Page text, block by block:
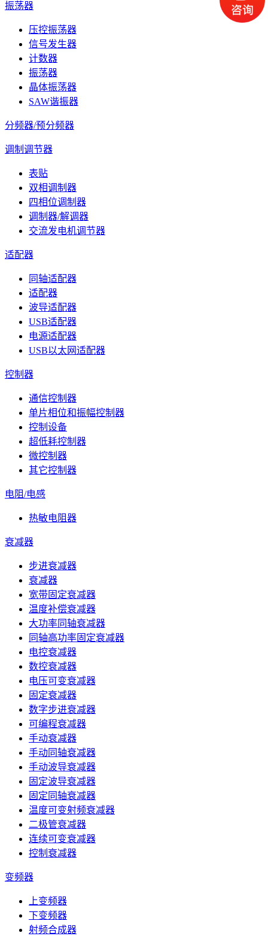
振荡器
压控振荡器
信号发生器
计数器
振荡器
晶体振荡器
SAW谐振器
分频器/预分频器
调制调节器
表贴
双相调制器
四相位调制器
调制器/解调器
交流发电机调节器
适配器
同轴适配器
适配器
波导适配器
USB适配器
电源适配器
USB以太网适配器
控制器
通信控制器
单片相位和振幅控制器
控制设备
超低耗控制器
微控制器
其它控制器
电阻/电感
热敏电阻器
衰减器
步进衰减器
衰减器
宽带固定衰减器
温度补偿衰减器
大功率同轴衰减器
同轴高功率固定衰减器
电控衰减器
数控衰减器
电压可变衰减器
固定衰减器
数字步进衰减器
可编程衰减器
手动衰减器
手动同轴衰减器
手动波导衰减器
固定波导衰减器
固定同轴衰减器
温度可变射频衰减器
二极管衰减器
连续可变衰减器
控制衰减器
变频器
上变频器
下变频器
射频合成器